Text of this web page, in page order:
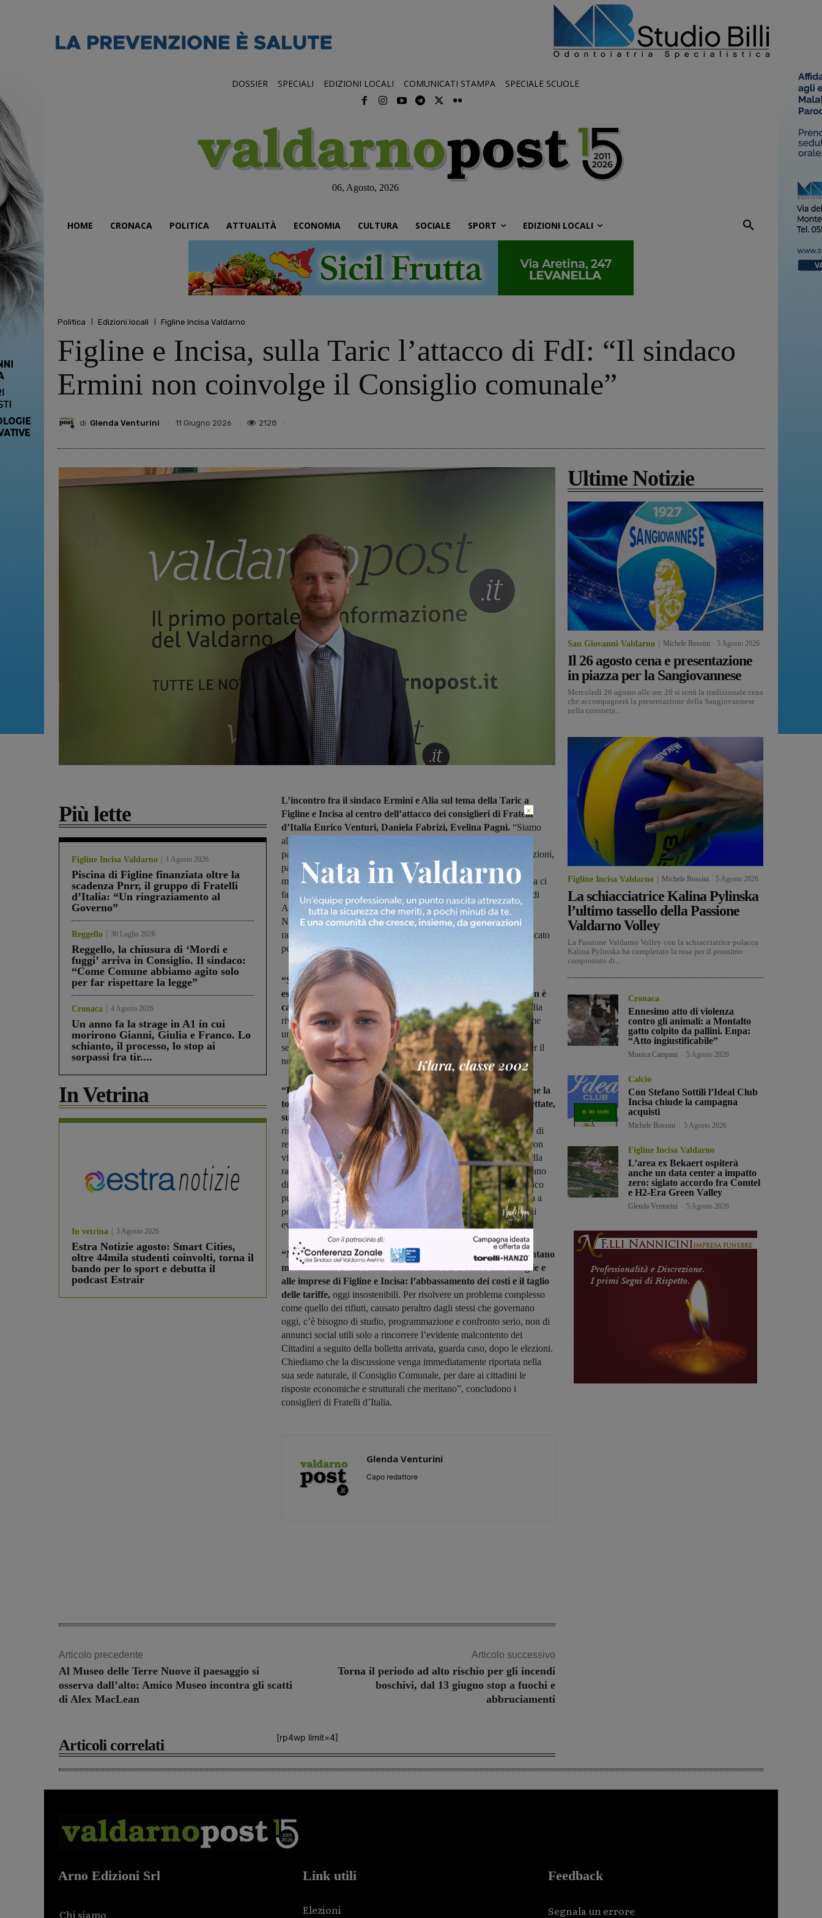
DOSSIER SPECIALI EDIZIONI LOCALI COMUNICATI STAMPA SPECIALE SCUOLE
06, Agosto, 2026
HOME CRONACA POLITICA ATTUALITÀ ECONOMIA CULTURA SOCIALE SPORT EDIZIONI LOCALI
Politica Edizioni locali Figline Incisa Valdarno
Figline e Incisa, sulla Taric l’attacco di FdI: “Il sindaco
Ermini non coinvolge il Consiglio comunale”
di Glenda Venturini 11 Giugno 2026 2128
Più lette
Figline Incisa Valdarno 1 Agosto 2026
Piscina di Figline finanziata oltre la
scadenza Pnrr, il gruppo di Fratelli
d’Italia: “Un ringraziamento al
Governo”
Reggello 30 Luglio 2026
Reggello, la chiusura di ‘Mordi e
fuggi’ arriva in Consiglio. Il sindaco:
“Come Comune abbiamo agito solo
per far rispettare la legge”
Cronaca 4 Agosto 2026
Un anno fa la strage in A1 in cui
morirono Gianni, Giulia e Franco. Lo
schianto, il processo, lo stop ai
sorpassi fra tir....
In Vetrina
In vetrina 3 Agosto 2026
Estra Notizie agosto: Smart Cities,
oltre 44mila studenti coinvolti, torna il
bando per lo sport e debutta il
podcast Estrair
L’incontro fra il sindaco Ermini e Alia sul tema della Taric a
Figline e Incisa al centro dell’attacco dei consiglieri di Fratelli
d’Italia Enrico Venturi, Daniela Fabrizi, Evelina Pagni. “Siamo
alle solite. Ermini, che in campagna elettorale ha speso tante belle
parole sulla necessità di ristabilire un rapporto tra Cittadini e Istituzioni,
passaggio che dovrebbe trovare nel Consiglio Comunale la sua
massima espressione, smentisce se stesso nei fatti. A mezzo stampa ci
fa infatti sapere di aver incontrato, in totale autonomia, i dirigenti di
ALIA per discutere della gestione dei rifiuti sul nostro territorio.
Nessun confronto, nessun dialogo preventivo con i legittimi
rappresentanti dei Cittadini su un tema oltretutto così sentito e delicato
per la nostra comunità”.
“Se questo è il cambiamento targato Ermini – continuano gli
esponenti di FdI – dobbiamo constatare con amarezza che non è
cambiato proprio nulla.
Come gruppo consiliare di Fratelli d’Italia
rivendichiamo con forza la sovranità del Consiglio Comunale come
unico luogo deputato al dibattito e all’indirizzo politico, e non le
segrete stanze da cui, storicamente, è uscito ben poco di buono per il
nostro territorio”.
“Entrando nel merito delle soluzioni prospettate, riteniamo che la
totale mancanza di condivisione abbia suggerito risposte affrettate,
superficiali e che rischiano di essere addirittura peggiorative
rispetto alla situazione attuale. Un esempio lampante è la proposta di
realizzare i cassonetti interrati nei centri storici: se questa misura non
viene inserita all’interno di una revisione completa e strutturata della
raccolta dei rifiuti su tutto il territorio comunale, i cassonetti rischiano
di trasformarsi in un enorme ‘effetto calamita’. Diventeranno l’unico
punto di scarico dove i cittadini, ormai stufi delle criticità del porta a
porta, conferiranno i propri rifiuti in modo incontrollato, con danni
evidenti all’igiene e al decoro urbano”.
“Ma l’aspetto più grave è che queste iniziative spot non affrontano
minimamente il vero tema centrale che sta a cuore alle famiglie e
alle imprese di Figline e Incisa: l’abbassamento dei costi e il taglio
delle tariffe, oggi insostenibili. Per risolvere un problema complesso
come quello dei rifiuti, causato peraltro dagli stessi che governano
oggi, c’è bisogno di studio, programmazione e confronto serio, non di
annunci social utili solo a rincorrere l’evidente malcontento dei
Cittadini a seguito della bolletta arrivata, guarda caso, dopo le elezioni.
Chiediamo che la discussione venga immediatamente riportata nella
sua sede naturale, il Consiglio Comunale, per dare ai cittadini le
risposte economiche e strutturali che meritano”, concludono i
consiglieri di Fratelli d’Italia.
Glenda Venturini
Capo redattore
Articolo precedente
Al Museo delle Terre Nuove il paesaggio si
osserva dall’alto: Amico Museo incontra gli scatti
di Alex MacLean
Articolo successivo
Torna il periodo ad alto rischio per gli incendi
boschivi, dal 13 giugno stop a fuochi e
abbruciamenti
[rp4wp limit=4]
Articoli correlati
Ultime Notizie
San Giovanni Valdarno Michele Bossini 5 Agosto 2026
Il 26 agosto cena e presentazione
in piazza per la Sangiovannese
Mercoledì 26 agosto alle ore 20 si terrà la tradizionale cena
che accompagnerà la presentazione della Sangiovannese
nella consueta...
Figline Incisa Valdarno Michele Bossini 5 Agosto 2026
La schiacciatrice Kalina Pylinska
l’ultimo tassello della Passione
Valdarno Volley
La Passione Valdarno Volley con la schiacciatrice polacca
Kalina Pylinska ha completato la rosa per il prossimo
campionato di...
Cronaca
Ennesimo atto di violenza
contro gli animali: a Montalto
gatto colpito da pallini. Enpa:
“Atto ingiustificabile”
Monica Campani 5 Agosto 2026
Calcio
Con Stefano Sottili l’Ideal Club
Incisa chiude la campagna
acquisti
Michele Bossini 5 Agosto 2026
Figline Incisa Valdarno
L’area ex Bekaert ospiterà
anche un data center a impatto
zero: siglato accordo fra Comtel
e H2-Era Green Valley
Glenda Venturini 5 Agosto 2026
Arno Edizioni Srl
Chi siamo
Link utili
Elezioni
Feedback
Segnala un errore
×